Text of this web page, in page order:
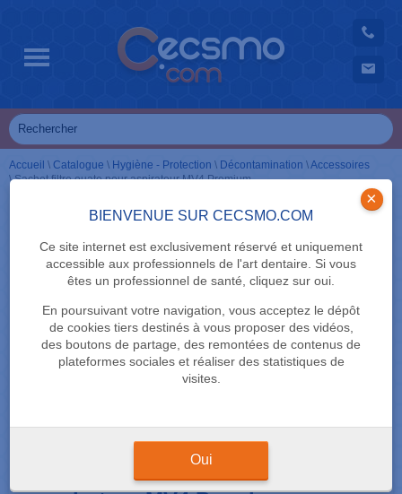
BIENVENUE SUR CECSMO.COM
Ce site internet est exclusivement réservé et uniquement
accessible aux professionnels de l'art dentaire. Si vous
êtes un professionnel de santé, cliquez sur oui.
En poursuivant votre navigation, vous acceptez le dépôt
de cookies tiers destinés à vous proposer des vidéos,
des boutons de partage, des remontées de contenus de
plateformes sociales et réaliser des statistiques de
visites.
×
Oui
Accueil \ Catalogue \ Hygiène - Protection \ Décontamination \Accessoires
\Sachet filtre ouate pour aspirateur MV4 Premium
Sachet filtre ouate pour